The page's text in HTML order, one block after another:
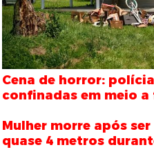
Cena de horror:
confinadas em meio a
Mulher morre após
quase 4 metros